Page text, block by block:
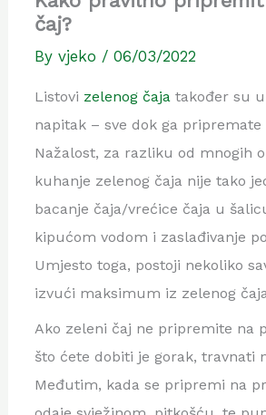
čaj?
By vjeko / 06/03/2022
Listovi zelenog čaja također su
napitak – sve dok ga pripremate
Nažalost, za razliku od mnogih
kuhanje zelenog čaja nije tako
bacanje čaja/vrećice čaja u
kipućom vodom i zaslađivanje
Umjesto toga, postoji nekoliko
izvući maksimum iz zelenog
Ako zeleni čaj ne pripremite na
što ćete dobiti je gorak, travnati
Međutim, kada se pripremi na